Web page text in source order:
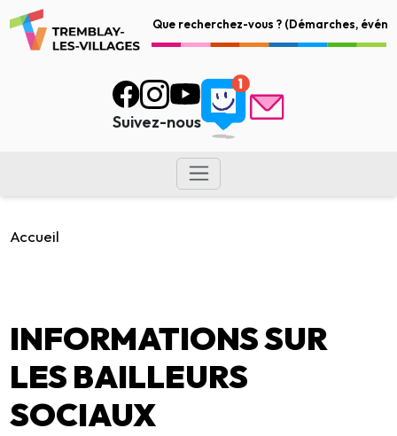
Suivez-nous
Accueil
INFORMATIONS SUR
LES BAILLEURS
SOCIAUX